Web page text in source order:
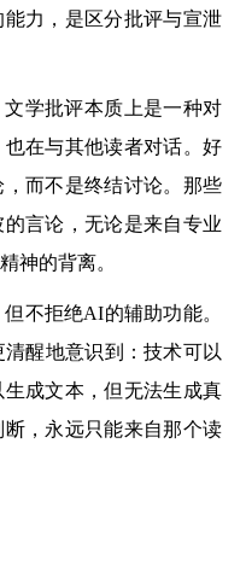
力，是区分批评与宣泄
学批评本质上是一种对
在与其他读者对话。好
而不是终结讨论。那些
言论，无论是来自专业
神的背离。
不拒绝AI的辅助功能。
醒地意识到：技术可以
成文本，但无法生成真
，永远只能来自那个读